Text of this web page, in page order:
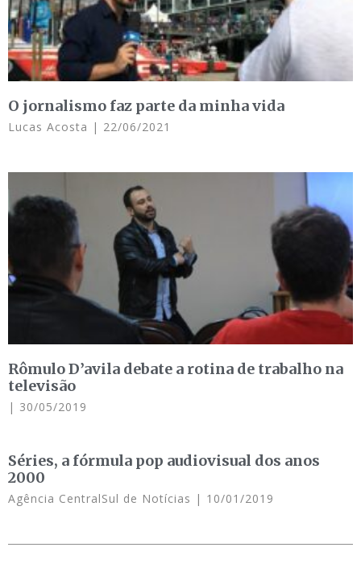
O jornalismo faz parte da minha vida
Lucas Acosta 22/06/2021
Rômulo D’avila debate a rotina de trabalho na
televisão
30/05/2019
Séries, a fórmula pop audiovisual dos anos
2000
Agência CentralSul de Notícias 10/01/2019